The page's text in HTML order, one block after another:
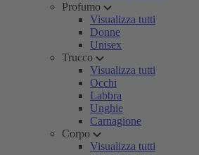
Profumo
Visualizza tutti
Donne
Unisex
Trucco
Visualizza tutti
Occhi
Labbra
Unghie
Carnagione
Corpo
Visualizza tutti